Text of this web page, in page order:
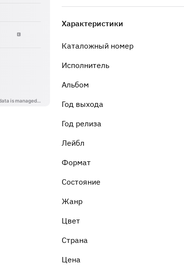
Характеристики
Каталожный номер
Исполнитель
Альбом
Год выхода
Год релиза
Лейбл
Формат
Состояние
Жанр
Цвет
Страна
Цена